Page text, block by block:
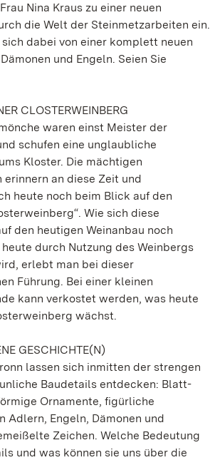
Nina Kraus zu einer neuen
die Welt der Steinmetzarbeiten ein.
dabei von einer komplett neuen
und Engeln. Seien Sie
CLOSTERWEINBERG
waren einst Meister der
schufen eine unglaubliche
Kloster. Die mächtigen
erinnern an diese Zeit und
heute noch beim Blick auf den
Wie sich diese
den heutigen Weinanbau noch
durch Nutzung des Weinbergs
erlebt man bei dieser
Führung. Bei einer kleinen
kann verkostet werden, was heute
wächst.
GESCHICHTE(N)
lassen sich inmitten der strengen
Baudetails entdecken: Blatt-
Ornamente, figürliche
Adlern, Engeln, Dämonen und
Zeichen. Welche Bedeutung
und was können sie uns über die